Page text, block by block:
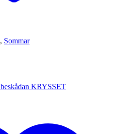
, Sommar